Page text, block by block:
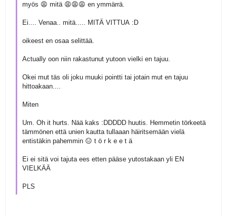
myös 😩 mitä 😩😩😩 en ymmärrä.
Ei.... Venaa.. mitä..... MITÄ VITTUA :D
oikeest en osaa selittää.
Actually oon niin rakastunut yutoon vielki en tajuu.
Okei mut täs oli joku muuki pointti tai jotain mut en tajuu
hittoakaan....
Miten
Um. Oh it hurts. Nää kaks :DDDDD huutis. Hemmetin törkeetä
tämmönen että unien kautta tullaaan häiritsemään vielä
entistäkin pahemmin 😑 t ö r k e e t ä
Ei ei sitä voi tajuta ees etten pääse yutostakaan yli EN
VIELKÄÄ
PLS